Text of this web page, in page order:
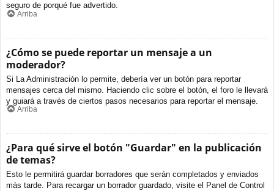
seguro de porqué fue advertido.
Arriba
¿Cómo se puede reportar un mensaje a un
moderador?
Si La Administración lo permite, debería ver un botón para reportar
mensajes cerca del mismo. Haciendo clic sobre el botón, el foro le llevará
y guiará a través de ciertos pasos necesarios para reportar el mensaje.
Arriba
¿Para qué sirve el botón "Guardar" en la publicación
de temas?
Esto le permitirá guardar borradores que serán completados y enviados
más tarde. Para recargar un borrador guardado, visite el Panel de Control